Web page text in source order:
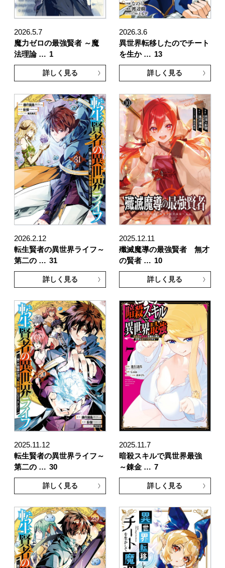
2026.5.7
魔力ゼロの最強賢者 ～魔
法理論 … 1
詳しく見る
2026.3.6
異世界転移したのでチート
を生か … 13
詳しく見る
2026.2.12
転生賢者の異世界ライフ～
第二の … 31
詳しく見る
2025.12.11
殲滅魔導の最強賢者 無才
の賢者 … 10
詳しく見る
2025.11.12
転生賢者の異世界ライフ～
第二の … 30
詳しく見る
2025.11.7
暗殺スキルで異世界最強
～錬金 … 7
詳しく見る